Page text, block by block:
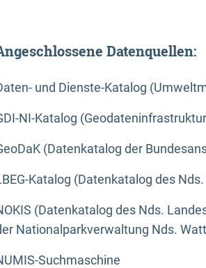
Datenquellen:
und Dienste-Katalog
NI-Katalog
(Datenkatalog der
Katalog (Datenkatalog des
(Datenkatalog des Nds.
Nationalparkverwaltung Nds.
Suchmaschine